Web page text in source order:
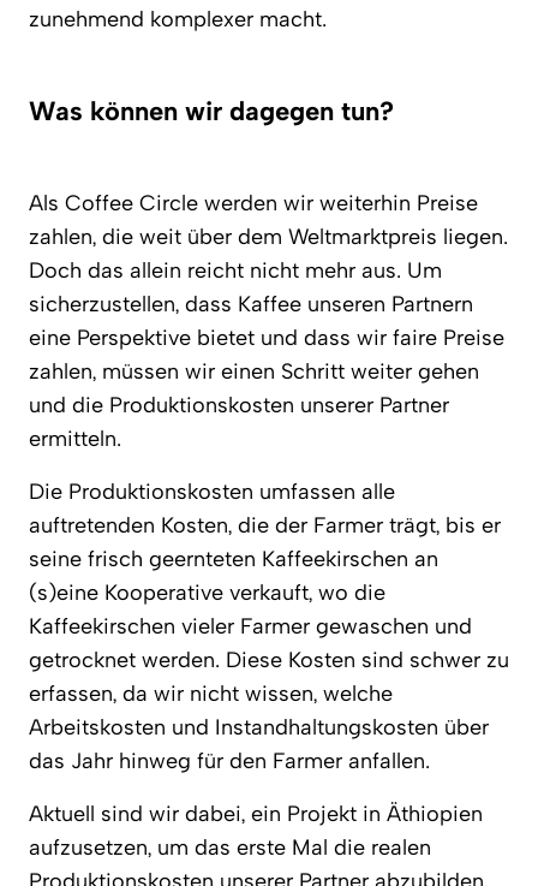
zunehmend komplexer macht.
Was können wir dagegen tun?
Als Coffee Circle werden wir weiterhin Preise
zahlen, die weit über dem Weltmarktpreis liegen.
Doch das allein reicht nicht mehr aus. Um
sicherzustellen, dass Kaffee unseren Partnern
eine Perspektive bietet und dass wir faire Preise
zahlen, müssen wir einen Schritt weiter gehen
und die Produktionskosten unserer Partner
ermitteln.
Die Produktionskosten umfassen alle
auftretenden Kosten, die der Farmer trägt, bis er
seine frisch geernteten Kaffeekirschen an
(s)eine Kooperative verkauft, wo die
Kaffeekirschen vieler Farmer gewaschen und
getrocknet werden. Diese Kosten sind schwer zu
erfassen, da wir nicht wissen, welche
Arbeitskosten und Instandhaltungskosten über
das Jahr hinweg für den Farmer anfallen.
Aktuell sind wir dabei, ein Projekt in Äthiopien
aufzusetzen, um das erste Mal die realen
Produktionskosten unserer Partner abzubilden.